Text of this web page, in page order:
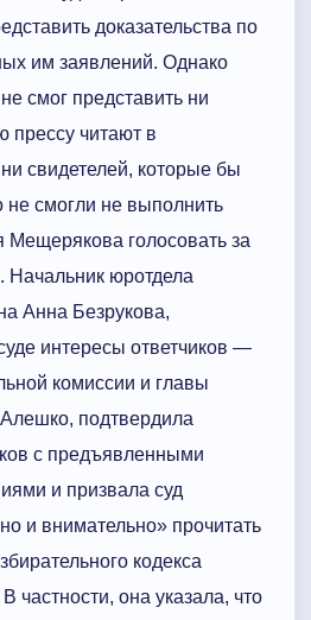
доказательства по
им заявлений. Однако
смог представить ни
прессу читают в
свидетелей, которые бы
не смогли не выполнить
Мещерякова голосовать за
юротдела
Анна Безрукова,
интересы ответчиков —
комиссии и главы
подтвердила
с предъявленными
и призвала суд
и внимательно» прочитать
кодекса
частности, она указала, что